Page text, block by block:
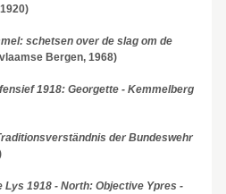
schetsen over de slag om de
Bergen, 1968)
1918: Georgette - Kemmelberg
der Bundeswehr
Lys 1918 - North: Objective Ypres -